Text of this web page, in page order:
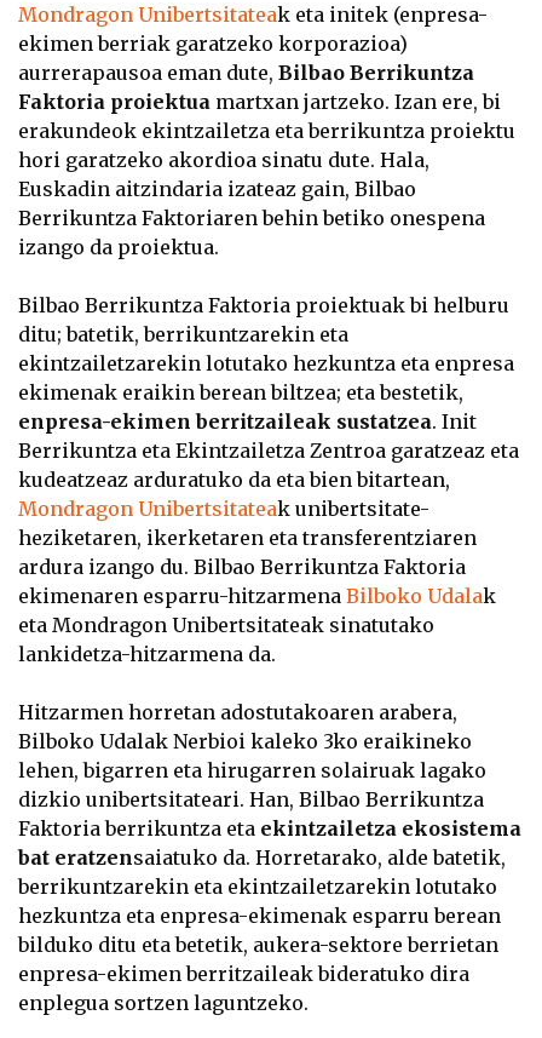
Mondragon Unibertsitateak eta initek (enpresa-
ekimen berriak garatzeko korporazioa)
aurrerapausoa eman dute, Bilbao Berrikuntza
Faktoria proiektua martxan jartzeko. Izan ere, bi
erakundeok ekintzailetza eta berrikuntza proiektu
hori garatzeko akordioa sinatu dute. Hala,
Euskadin aitzindaria izateaz gain, Bilbao
Berrikuntza Faktoriaren behin betiko onespena
izango da proiektua.
Bilbao Berrikuntza Faktoria proiektuak bi helburu
ditu; batetik, berrikuntzarekin eta
ekintzailetzarekin lotutako hezkuntza eta enpresa
ekimenak eraikin berean biltzea; eta bestetik,
enpresa-ekimen berritzaileak sustatzea. Init
Berrikuntza eta Ekintzailetza Zentroa garatzeaz eta
kudeatzeaz arduratuko da eta bien bitartean,
Mondragon Unibertsitateak unibertsitate-
heziketaren, ikerketaren eta transferentziaren
ardura izango du. Bilbao Berrikuntza Faktoria
ekimenaren esparru-hitzarmena Bilboko Udalak
eta Mondragon Unibertsitateak sinatutako
lankidetza-hitzarmena da.
Hitzarmen horretan adostutakoaren arabera,
Bilboko Udalak Nerbioi kaleko 3ko eraikineko
lehen, bigarren eta hirugarren solairuak lagako
dizkio unibertsitateari. Han, Bilbao Berrikuntza
Faktoria berrikuntza eta ekintzailetza ekosistema
bat eratzensaiatuko da. Horretarako, alde batetik,
berrikuntzarekin eta ekintzailetzarekin lotutako
hezkuntza eta enpresa-ekimenak esparru berean
bilduko ditu eta betetik, aukera-sektore berrietan
enpresa-ekimen berritzaileak bideratuko dira
enplegua sortzen laguntzeko.